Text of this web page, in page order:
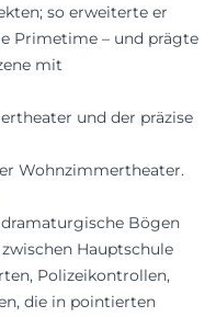
so erweiterte er
Primetime – und prägte
mit
und der präzise
Wohnzimmertheater.
Bögen
Hauptschule
Polizeikontrollen,
die in pointierten